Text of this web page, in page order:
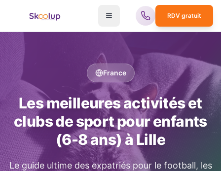
RDV gratuit
France
Les meilleures activités et
clubs de sport pour enfants
(6-8 ans) àLille
Le guide ultime des expatriés pour le football, les